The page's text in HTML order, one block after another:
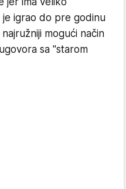
igrao do pre godinu
mogući način
sa "starom